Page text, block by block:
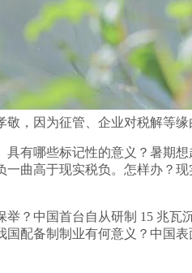
，因为征管、企业对税解等
哪些标记性的意义？暑期想
曲高于现实税负。怎样办？
？中国首台自从研制 15 兆瓦
配备制制业有何意义？中国